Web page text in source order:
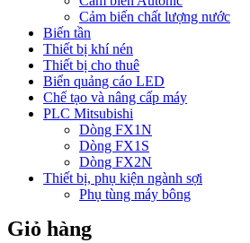
Cảm biến chất lượng nước
Biến tần
Thiết bị khí nén
Thiết bị cho thuê
Biển quảng cáo LED
Chế tạo và nâng cấp máy
PLC Mitsubishi
Dòng FX1N
Dòng FX1S
Dòng FX2N
Thiết bị, phụ kiện ngành sợi
Phụ tùng máy bông
Giỏ hàng